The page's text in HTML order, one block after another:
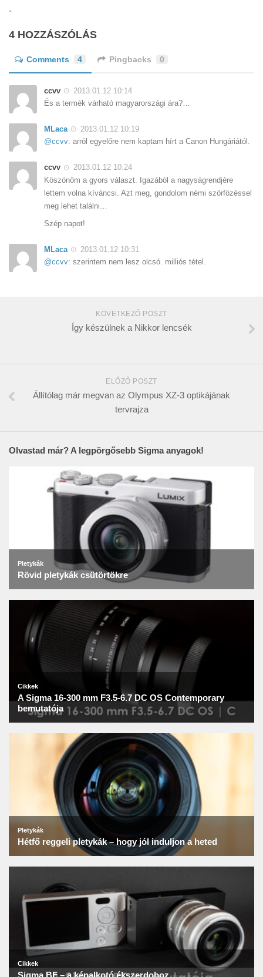
.
4 HOZZÁSZÓLÁS
Comments 4 Pingbacks 0
ccvv
2013.01.12 10:14
És a termék várható magyarországi ára?…
MLaca
2013.01.12 10:19
@ccvv: arról egyelőre nem kaptam hírt a Canon Hungáriától.
ccvv
2013.01.12 10:24
Köszönöm a gyors választ. Igazából a nagyságrendjére
lettem volna kíváncsi. Azt meg, gondolom némi szörfözéssel
meg lehet találni…
Szép napot!
MLaca
2013.01.12 10:31
@ccvv: szerintem nem lesz olcsó. milliós tétel.
KÖVETKEZŐ POSZT
Így készülnek a Nikkor lencsék
ELŐZŐ POSZT
Állítólag már megvan az Olympus XZ-3 optikájának
tervrajza
Olvastad már? A legpörgősebb Sigma anyagok!